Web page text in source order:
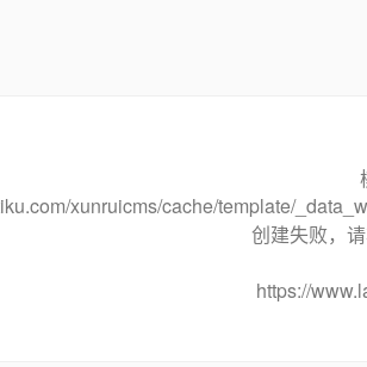
xunruicms/cache/template/
创建失败，
https://